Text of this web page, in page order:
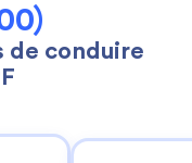
de conduire